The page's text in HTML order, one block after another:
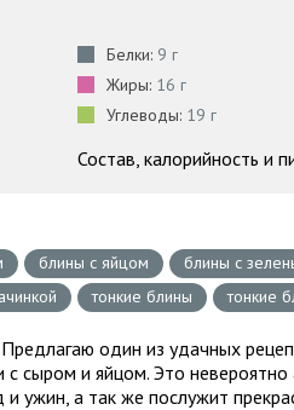
Белки: 9 г
Жиры: 16 г
Углеводы: 19 г
Состав, калорийность и
блины с яйцом
блины с
тонкие блины тонкие
один из удачных
сыром и яйцом. Это
ужин, а так же послужит